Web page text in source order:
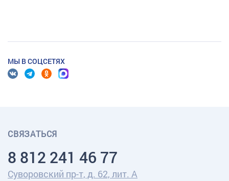
МЫ В СОЦСЕТЯХ
СВЯЗАТЬСЯ
8 812 241 46 77
Суворовский пр-т, д. 62, лит. А